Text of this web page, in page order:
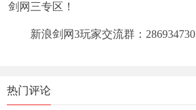
剑网三专区！
新浪剑网3玩家交流群：286934730
热门评论